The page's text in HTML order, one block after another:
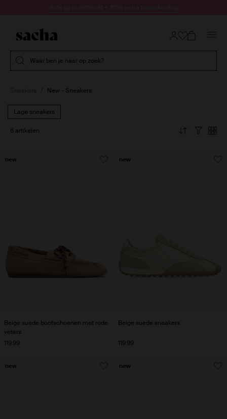
Waar ben je naar op zoek?
New - Sneakers
Lage sneakers
6 artikelen
Beige suède bootschoenen met rode
veters
119.99
new
Beige suède sneakers
119.99
new
new new